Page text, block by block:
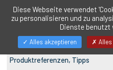
anzeigen/ausblenden
Diese Webseite verwendet
zu personalisieren und zu
Dienste benutzt
Alles akzeptieren Alles